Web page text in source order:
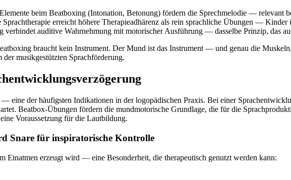
beim Beatboxing (Intonation, Betonung) fördern die Sprechmelodie — relevant
Sprachtherapie erreicht höhere Therapieadhärenz als rein sprachliche Übungen —
verbindet auditive Wahrnehmung mit motorischer Ausführung — dasselbe Prinzip, das
braucht kein Instrument. Der Mund ist das Instrument — und genau die
musikgestützten Sprachförderung.
eine der häufigsten Indikationen in der logopädischen Praxis. Bei einer
Beatbox-Übungen fördern die mundmotorische Grundlage, die für die
Voraussetzung für die Lautbildung.
Snare für inspiratorische Kontrolle
Einatmen erzeugt wird — eine Besonderheit, die therapeutisch genutzt werden kann: